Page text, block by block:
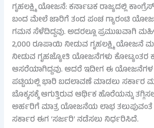
ಗೃಹಲಕ್ಷ್ಮಿ ಯೋಜನೆ: ಕರ್ನಾಟಕ ರಾಜ್ಯದಲ್ಲಿ
ಬಂದ ಮೇಲೆ ಜಾರಿಗೆ ತಂದ ಪಂಚ ಗ್ಯಾರಂಟಿ
ಗಮನ ಸೆಳೆದಿದ್ದವು. ಅದರಲ್ಲೂ ಪ್ರಮುಖವಾಗಿ
2,000 ರೂಪಾಯಿ ನೀಡುವ ಗೃಹಲಕ್ಷ್ಮಿ ಯೋಜನೆ
ನೀಡುವ ಗೃಹಜ್ಯೋತಿ ಯೋಜನೆಗಳು ಕೋಟ್ಯಂತರ
ಆಸರೆಯಾಗಿದ್ದವು. ಆದರೆ ಇದೀಗ ಈ
ಪಟ್ಟಿಯಲ್ಲಿ ಭಾರಿ ಬದಲಾವಣೆ ಮಾಡಲು ಸರ್ಕಾರ
ಬೊಕ್ಕಸಕ್ಕೆ ಆಗುತ್ತಿರುವ ಆರ್ಥಿಕ ಹೊರೆಯನ್ನು
ಅರ್ಹರಿಗೆ ಮಾತ್ರ ಯೋಜನೆಯ ಲಾಭ ತಲುಪುವಂತೆ
ಸರ್ಕಾರ ಈಗ ‘ಸರ್ಜರಿ’ ನಡೆಸಲು ನಿರ್ಧರಿಸಿದೆ.